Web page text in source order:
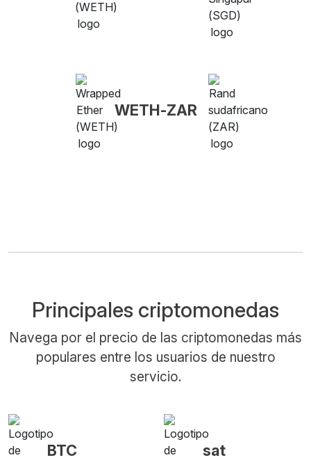
WETH-ZAR
Principales criptomonedas
Navega por el precio de las criptomonedas más
populares entre los usuarios de nuestro
servicio.
BTC sat